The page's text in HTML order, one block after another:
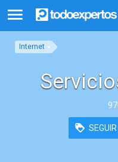
Internet
SEGUIR